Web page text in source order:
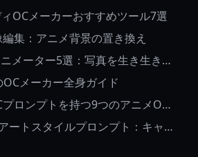
OCメーカーおすすめツール7選
集：アニメ背景の置き換え
メーター5選：写真を生き生きと
メーカー全身ガイド
ロンプトを持つ9つのアニメOC
ートスタイルプロンプト：キャラ
イルを制御する方法